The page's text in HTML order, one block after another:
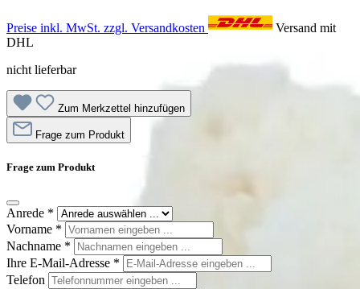
Preise inkl. MwSt. zzgl. Versandkosten
Versand mit
DHL
nicht lieferbar
Zum Merkzettel hinzufügen
Frage zum Produkt
Frage zum Produkt
Anrede *
Vorname *
Nachname *
Ihre E-Mail-Adresse *
Telefon